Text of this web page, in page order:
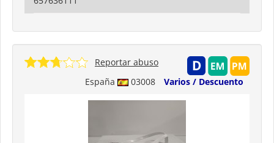
España 03008 Varios / Descuento
Reportar abuso